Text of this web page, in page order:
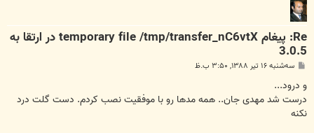
Re: پیغام temporary file /tmp/transfer_nC6vtX در ارتقا به
3.0.5
پ
ت
سه‌شنبه ۱۶ تیر ۱۳۸۸, ۳:۵۰ ب.ظ
و درود...
درست شد مهدی جان.. همه مدها رو با موفقیت نصب کردم. دست گلت درد
نکنه